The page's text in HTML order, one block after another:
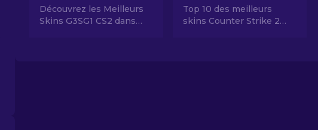
Découvrez les Meilleurs
Skins G3SG1 CS2 dans
Top 10 des meilleurs
skins Counter Strike 2